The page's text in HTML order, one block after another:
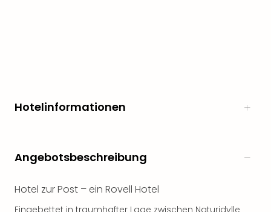
Hotelinformationen
Angebotsbeschreibung
Hotel zur Post – ein Rovell Hotel
Eingebettet in traumhafter Lage zwischen Naturidylle